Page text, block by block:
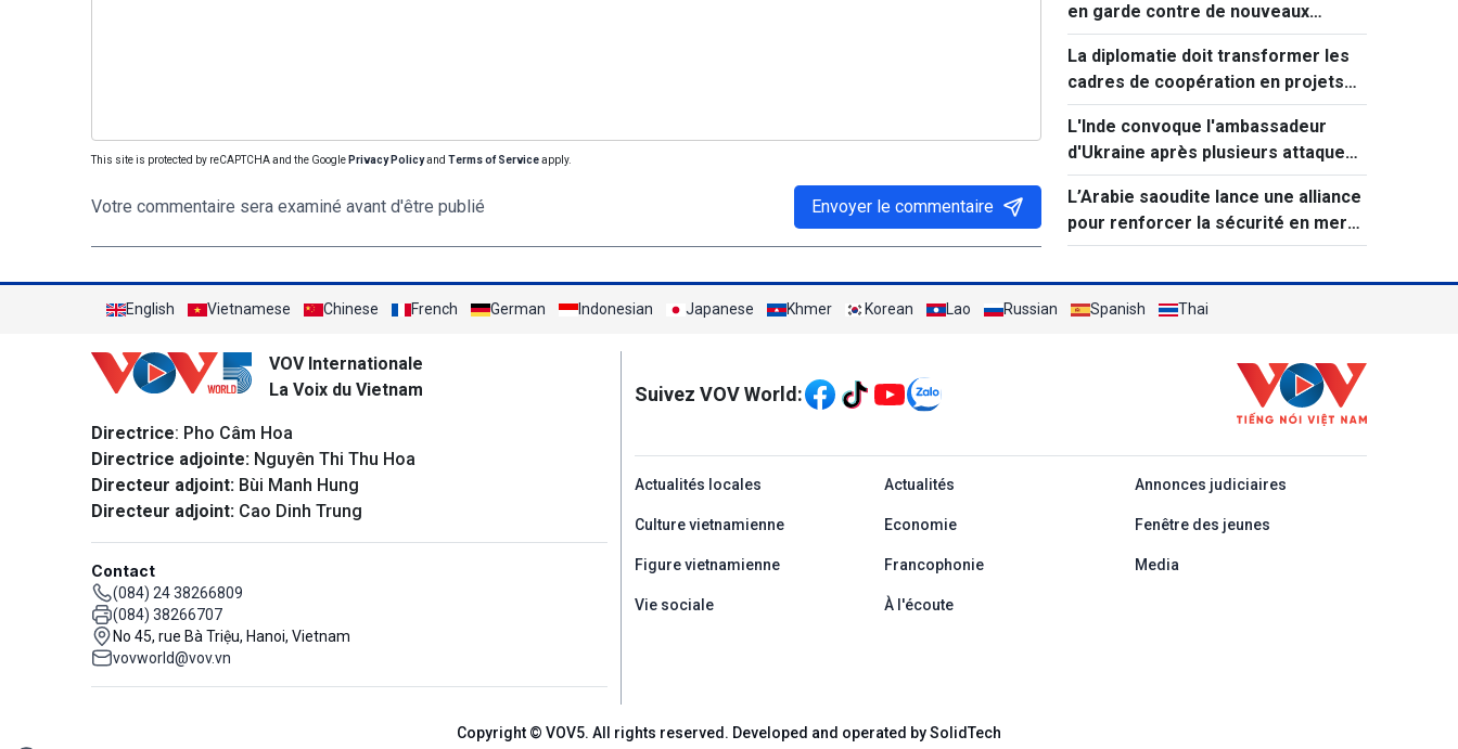
This site is protected by reCAPTCHA and the Google Privacy Policyand Terms of Serviceapply.
Votre commentaire sera examiné avant d'être publié Envoyer le commentaire
en garde contre de nouveaux
séismes majeurs après celui de
Kumamoto
La diplomatie doit transformer les
cadres de coopération en projets
concrets
L'Inde convoque l'ambassadeur
d'Ukraine après plusieurs attaques
visant des navires marchands en
mer Noire.
L’Arabie saoudite lance une alliance
pour renforcer la sécurité en mer
Rouge
English Vietnamese Chinese French German Indonesian Japanese Khmer Korean Lao Russian Spanish Thai
VOV Internationale
La Voix du Vietnam
Directrice: Pho Câm Hoa
Directrice adjointe: Nguyên Thi Thu Hoa
Directeur adjoint: Bùi Manh Hung
Directeur adjoint: Cao Dinh Trung
Contact
(084) 24 38266809
(084) 38266707
No 45, rue Bà Triệu, Hanoi, Vietnam
vovworld@vov.vn
Mạng xã hội
Suivez VOV World:
menu footer tiếng Pháp
Actualités locales Actualités Annonces judiciaires
Culture vietnamienne Economie Fenêtre des jeunes
Figure vietnamienne Francophonie Media
Vie sociale À l'écoute
Copyright © VOV5. All rights reserved. Developed and operated by SolidTech